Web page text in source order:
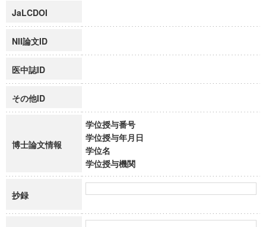
JaLCDOI
NII論文ID
医中誌ID
その他ID
博士論文情報
学位授与番号
学位授与年月日
学位名
学位授与機関
抄録